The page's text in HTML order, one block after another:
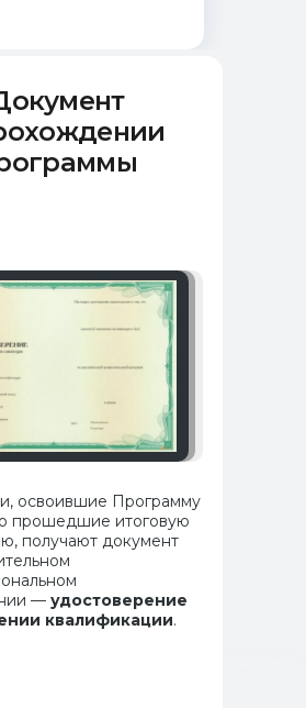
освоившие Программу
прошедшие итоговую
получают документ
— удостоверение
квалификации.